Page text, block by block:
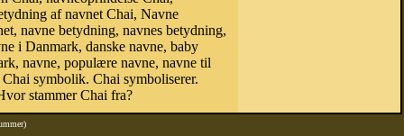
af navnet Chai, Navne
navne betydning, navnes betydning,
i Danmark, danske navne, baby
navne, populære navne, navne til
symbolik. Chai symboliserer.
stammer Chai fra?